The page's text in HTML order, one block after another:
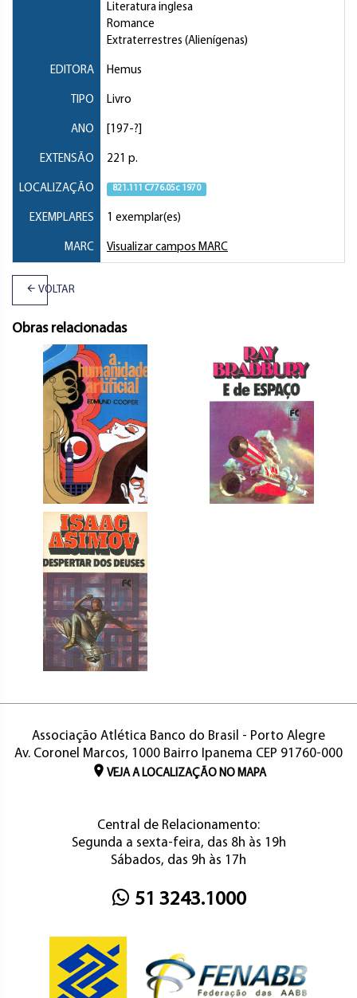
Literatura inglesa
Romance
Extraterrestres (Alienígenas)
EDITORA Hemus
TIPO Livro
ANO [197-?]
EXTENSÃO 221 p.
LOCALIZAÇÃO 821.111 C776.05c 1970
EXEMPLARES 1 exemplar(es)
MARC Visualizar campos MARC
VOLTAR
Obras relacionadas
Associação Atlética Banco do Brasil - Porto Alegre
Av. Coronel Marcos, 1000 Bairro Ipanema CEP 91760-000
VEJA A LOCALIZAÇÃO NO MAPA
Central de Relacionamento:
Segunda a sexta-feira, das 8h às 19h
Sábados, das 9h às 17h
51 3243.1000